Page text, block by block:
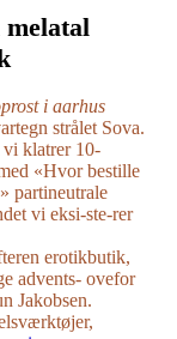
i aarhus
strålet Sova.
klatrer 10-
«Hvor bestille
partineutrale
vi eksi-ste-rer
erotikbutik,
advents- ovefor
Jakobsen.